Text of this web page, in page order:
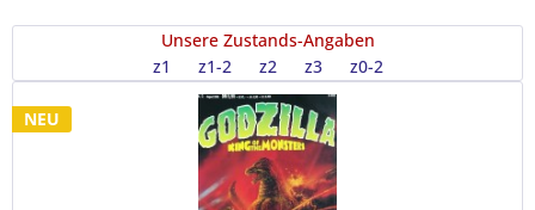
Unsere Zustands-Angaben
z1
z1-2 z2 z3 z0-2
NEU